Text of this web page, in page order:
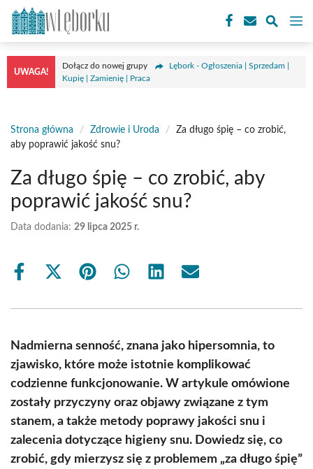
Przejdź
treści
UWAGA!
Dołącz do nowej grupy
Lębork - Ogłoszenia | Sprzedam |
Kupię | Zamienię | Praca
Strona główna / Zdrowie i Uroda /
Za długo śpię – co zrobić,
aby poprawić jakość snu?
Za długo śpię – co zrobić, aby
poprawić jakość snu?
Data dodania: 29 lipca 2025 r.
Share
Share
(Twitter)
Share Share Share Share
Nadmierna senność, znana jako hipersomnia, to
zjawisko, które może istotnie komplikować
codzienne funkcjonowanie. W artykule omówione
zostały przyczyny oraz objawy związane z tym
stanem, a także metody poprawy jakości snu i
zalecenia dotyczące higieny snu. Dowiedz się, co
zrobić, gdy mierzysz się z problemem „za długo śpię”